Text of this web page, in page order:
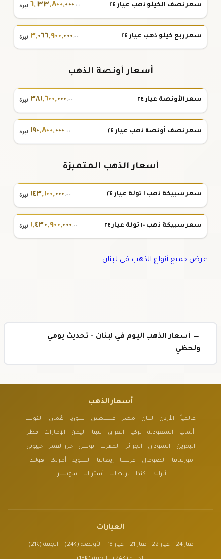
سعر نصف الكيلو ذهب عيار ٢٤ ٦,١٣٣,٨٠٠,٠٠٠ .٠٠ ليرة
سعر ربع كيلو ذهب عيار ٢٤ ٣,٠٦٦,٩٠٠,٠٠٠ .٠٠ ليرة
أسعار أونصة الذهب
سعر الأونصة عيار ٢٤ ٣٨١,٦٠٠,٠٠٠ .٠٠ ليرة
سعر نصف أونصة ذهب عيار ٢٤ ١٩٠,٨٠٠,٠٠٠ .٠٠ ليرة
أسعار الذهب المتميزة
سعر سبيكة ذهب ١ تولة عيار ٢٤ ١٤٣,١٠٠,٠٠٠ .٠٠ ليرة
سعر سبيكة ذهب ١٠ تولة عيار ٢٤ ١,٤٣٠,٩٠٠,٠٠٠ .٠٠ ليرة
عرض جميع أنواع الذهب في لبنان
← أسعار الذهب اليوم في لبنان - تحديث يومي
ولحظي
أسعار الذهب
عالمياً الأردن لبنان مصر فلسطين سوريا عُمان الكويت
ألمانيا السعودية تركيا العراق ليبيا اليمن الإمارات قطر
البحرين السودان الجزائر المغرب تونس جزر القمر جيبوتي
موريتانيا الصومال فرنسا إيطاليا السويد أمريكا هولندا
أيرلندا كندا بريطانيا أستراليا سويسرا
العيارات
عيار 24 عيار 22 عيار 21 عيار 18 الأونصة (24K) الجنية (21K)